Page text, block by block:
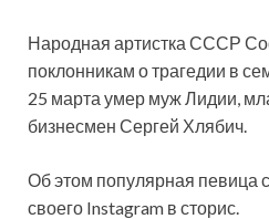
Народная артистка СССР
поклонникам о трагедии в
25 марта умер муж Лидии,
бизнесмен Сергей Хлябич.
Об этом популярная певица
своего Instagram в сторис.